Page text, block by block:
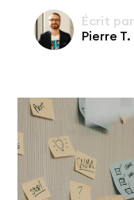
Écrit par
Pierre T.